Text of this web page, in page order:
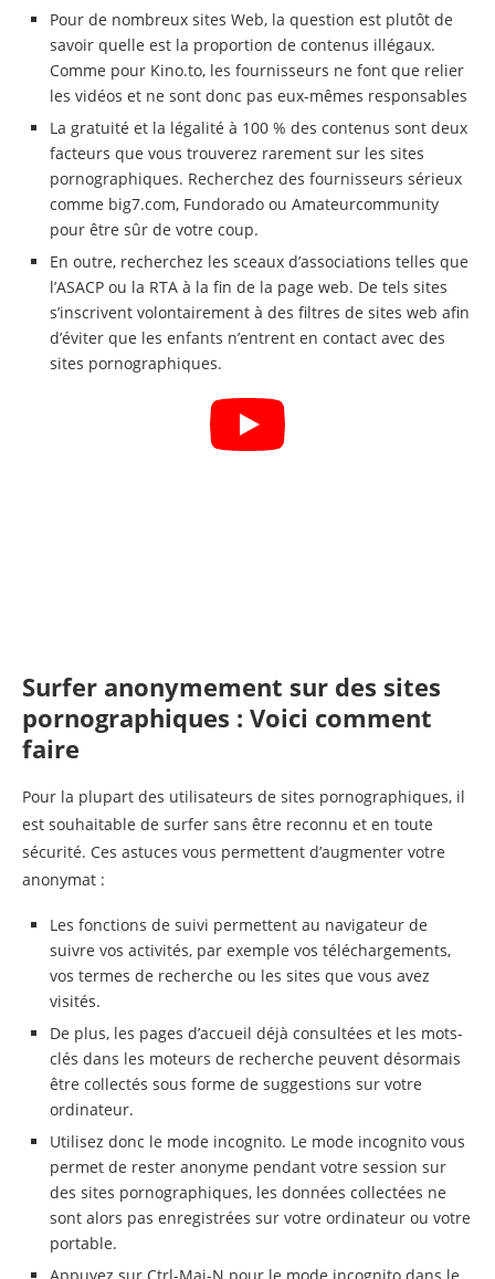
Pour de nombreux sites Web, la question est plutôt de
savoir quelle est la proportion de contenus illégaux.
Comme pour Kino.to, les fournisseurs ne font que relier
les vidéos et ne sont donc pas eux-mêmes responsables
La gratuité et la légalité à 100 % des contenus sont deux
facteurs que vous trouverez rarement sur les sites
pornographiques. Recherchez des fournisseurs sérieux
comme big7.com, Fundorado ou Amateurcommunity
pour être sûr de votre coup.
En outre, recherchez les sceaux d’associations telles que
l’ASACP ou la RTA à la fin de la page web. De tels sites
s’inscrivent volontairement à des filtres de sites web afin
d’éviter que les enfants n’entrent en contact avec des
sites pornographiques.
Surfer anonymement sur des sites
pornographiques : Voici comment
faire
Pour la plupart des utilisateurs de sites pornographiques, il
est souhaitable de surfer sans être reconnu et en toute
sécurité. Ces astuces vous permettent d’augmenter votre
anonymat :
Les fonctions de suivi permettent au navigateur de
suivre vos activités, par exemple vos téléchargements,
vos termes de recherche ou les sites que vous avez
visités.
De plus, les pages d’accueil déjà consultées et les mots-
clés dans les moteurs de recherche peuvent désormais
être collectés sous forme de suggestions sur votre
ordinateur.
Utilisez donc le mode incognito. Le mode incognito vous
permet de rester anonyme pendant votre session sur
des sites pornographiques, les données collectées ne
sont alors pas enregistrées sur votre ordinateur ou votre
portable.